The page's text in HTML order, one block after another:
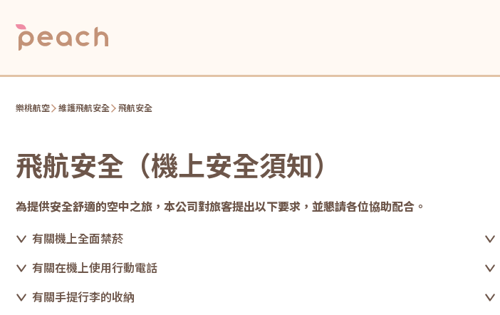
樂桃航空 維護飛航安全 飛航安全
飛航安全（機上安全須知）
為提供安全舒適的空中之旅，本公司對旅客提出以下要求，並懇請各位協助配合。
有關機上全面禁菸
有關在機上使用行動電話
有關手提行李的收納